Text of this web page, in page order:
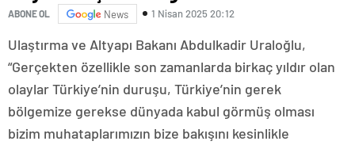
ABONE OL News 1 Nisan 2025 20:12
Ulaştırma ve Altyapı Bakanı Abdulkadir Uraloğlu,
“Gerçekten özellikle son zamanlarda birkaç yıldır olan
olaylar Türkiye’nin duruşu, Türkiye’nin gerek
bölgemize gerekse dünyada kabul görmüş olması
bizim muhataplarımızın bize bakışını kesinlikle